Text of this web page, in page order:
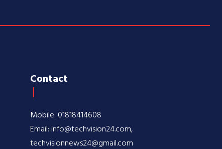
Contact
Mobile: 01818414608
Email: info@techvision24.com,
techvisionnews24@gmail.com